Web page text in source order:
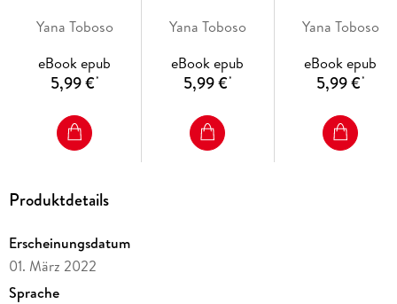
Yana Toboso
eBook epub
5,99 €*
Yana Toboso
eBook epub
5,99 €*
Yana Toboso
eBook epub
5,99 €*
Produktdetails
Erscheinungsdatum
01. März 2022
Sprache